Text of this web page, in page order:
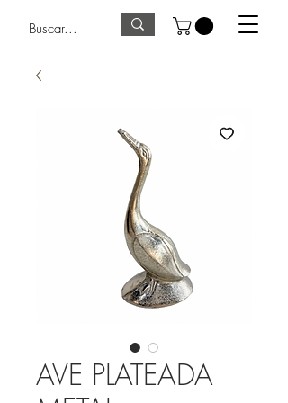
AVE PLATEADA